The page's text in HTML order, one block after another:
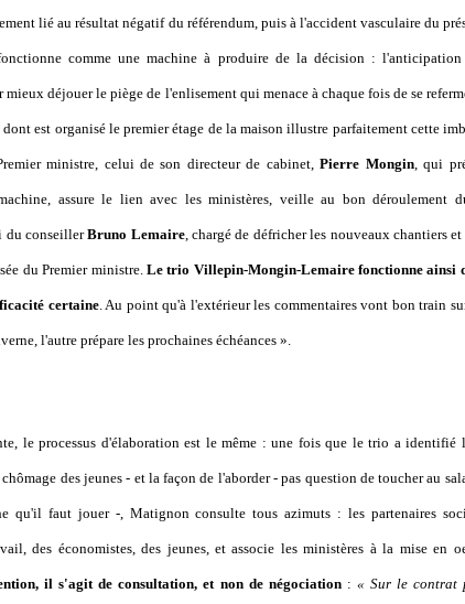
lié au résultat négatif du référendum, puis à l'accident vasculaire du
comme une machine à produire de la décision : l'anticipation
déjouer le piège de l'enlisement qui menace à chaque fois de se
est organisé le premier étage de la maison illustre parfaitement cette
ministre, celui de son directeur de cabinet,Pierre Mongin, qui
assure le lien avec les ministères, veille au bon déroulement
du conseillerBruno Lemaire, chargé de défricher les nouveaux chantiers et
du Premier ministre. Le trio Villepin-Mongin-Lemaire fonctionne ainsi
certaine. Au point qu'à l'extérieur les commentaires vont bon train
l'autre prépare les prochaines échéances ».
le processus d'élaboration est le même : une fois que le trio a identifié
des jeunes - et la façon de l'aborder - pas question de toucher au
qu'il faut jouer -, Matignon consulte tous azimuts : les partenaires
des économistes, des jeunes, et associe les ministères à la mise en
il s'agit de consultation, et non de négociation: « Sur le contrat